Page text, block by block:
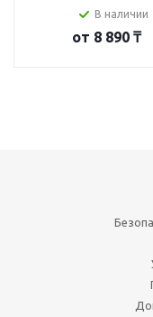
В наличии
от 8 890 ₸